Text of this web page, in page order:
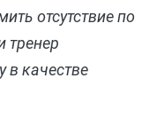
отсутствие по
тренер
в качестве